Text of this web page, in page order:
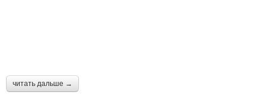
читать дальше →